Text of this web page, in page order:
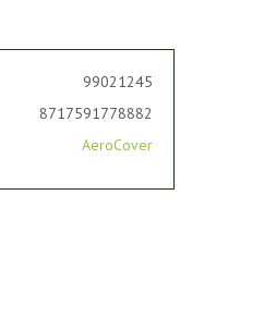
99021245
8717591778882
AeroCover